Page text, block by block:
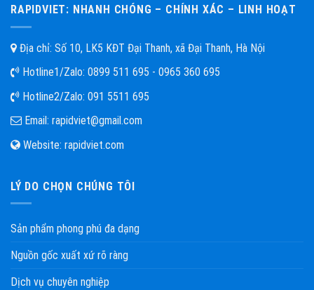
RAPIDVIET: NHANH CHÓNG – CHÍNH XÁC – LINH HOẠT
Địa chỉ: Số 10, LK5 KĐT Đại Thanh, xã Đại Thanh, Hà Nội
Hotline1/Zalo: 0899 511 695 - 0965 360 695
Hotline2/Zalo: 091 5511 695
Email: rapidviet@gmail.com
Website: rapidviet.com
LÝ DO CHỌN CHÚNG TÔI
Sản phẩm phong phú đa dạng
Nguồn gốc xuất xứ rõ ràng
Dịch vụ chuyên nghiệp